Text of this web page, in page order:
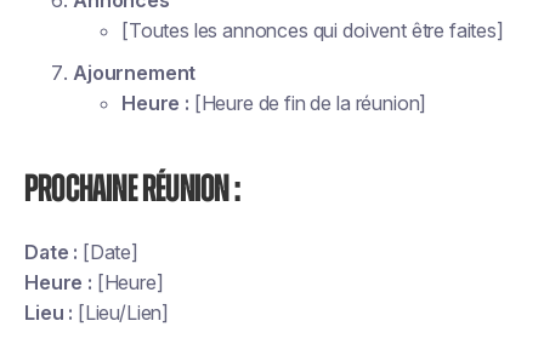
[Toutes les annonces qui doivent être faites]
Ajournement
Heure : [Heure de fin de la réunion]
Prochaine réunion :
Date : [Date]
Heure : [Heure]
Lieu : [Lieu/Lien]